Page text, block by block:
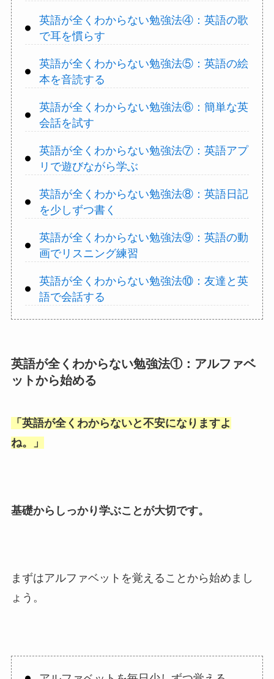
英語が全くわからない勉強法④：英語の歌
で耳を慣らす
英語が全くわからない勉強法⑤：英語の絵
本を音読する
英語が全くわからない勉強法⑥：簡単な英
会話を試す
英語が全くわからない勉強法⑦：英語アプ
リで遊びながら学ぶ
英語が全くわからない勉強法⑧：英語日記
を少しずつ書く
英語が全くわからない勉強法⑨：英語の動
画でリスニング練習
英語が全くわからない勉強法⑩：友達と英
語で会話する
英語が全くわからない勉強法①：アルファベ
ットから始める
「 英語が全くわからないと不安になりますよ
ね。
」
基礎からしっかり学ぶことが大切です。
まずはアルファベットを覚えることから始めまし
ょう。